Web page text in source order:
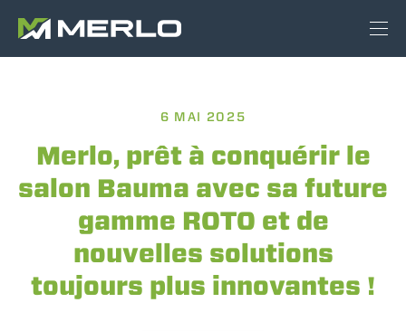
6 MAI 2025
Merlo, prêt à conquérir le
salon Bauma avec sa future
gamme ROTO et de
nouvelles solutions
toujours plus innovantes !